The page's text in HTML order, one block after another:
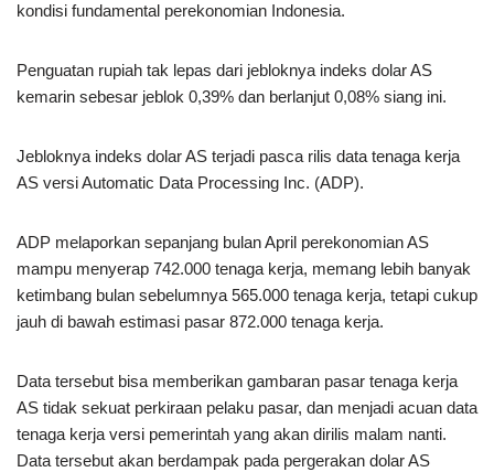
kondisi fundamental perekonomian Indonesia.
Penguatan rupiah tak lepas dari jebloknya indeks dolar AS
kemarin sebesar jeblok 0,39% dan berlanjut 0,08% siang ini.
Jebloknya indeks dolar AS terjadi pasca rilis data tenaga kerja
AS versi Automatic Data Processing Inc. (ADP).
ADP melaporkan sepanjang bulan April perekonomian AS
mampu menyerap 742.000 tenaga kerja, memang lebih banyak
ketimbang bulan sebelumnya 565.000 tenaga kerja, tetapi cukup
jauh di bawah estimasi pasar 872.000 tenaga kerja.
Data tersebut bisa memberikan gambaran pasar tenaga kerja
AS tidak sekuat perkiraan pelaku pasar, dan menjadi acuan data
tenaga kerja versi pemerintah yang akan dirilis malam nanti.
Data tersebut akan berdampak pada pergerakan dolar AS